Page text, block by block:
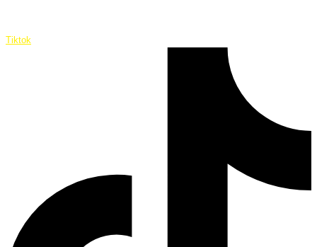
Tiktok